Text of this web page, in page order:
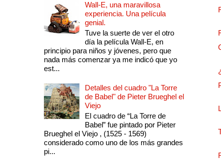
Wall-E, una maravillosa
experiencia. Una película
genial.
Tuve la suerte de ver el otro
día la película Wall-E, en
principio para niños y jóvenes, pero que
nada más comenzar ya me indicó que yo
est...
Detalles del cuadro "La Torre
de Babel" de Pieter Brueghel el
Viejo
El cuadro de “La Torre de
Babel” fue pintado por Pieter
Brueghel el Viejo , (1525 - 1569)
considerado como uno de los más grandes
pi...